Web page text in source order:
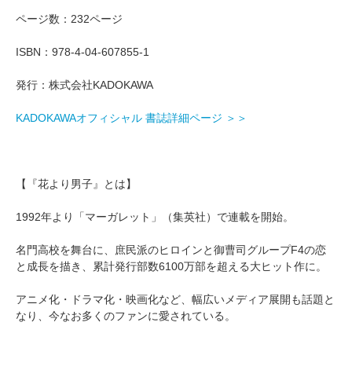
ページ数：232ページ
ISBN：978-4-04-607855-1
発行：株式会社KADOKAWA
KADOKAWAオフィシャル 書誌詳細ページ ＞＞
【『花より男子』とは】
1992年より「マーガレット」（集英社）で連載を開始。
名門高校を舞台に、庶民派のヒロインと御曹司グループF4の恋
と成長を描き、累計発行部数6100万部を超える大ヒット作に。
アニメ化・ドラマ化・映画化など、幅広いメディア展開も話題と
なり、今なお多くのファンに愛されている。